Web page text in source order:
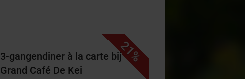
21%
3-gangendiner à la carte bij
Grand Café De Kei